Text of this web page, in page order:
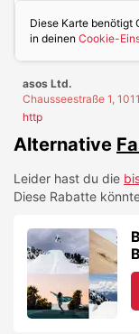
Diese Karte benötigt
in deinen Cookie-
asos Ltd.
Chausseestraße 1,
http
Alternative
Leider hast du die
Diese Rabatte